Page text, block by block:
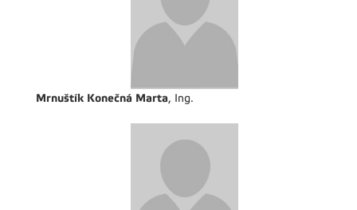
Mrnuštík Konečná Marta, Ing.